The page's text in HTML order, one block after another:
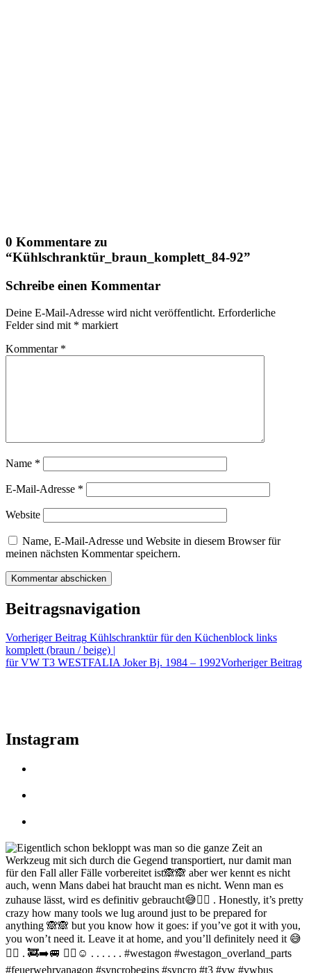
0 Kommentare zu
“Kühlschranktür_braun_komplett_84-92”
Schreibe einen Kommentar
Deine E-Mail-Adresse wird nicht veröffentlicht. Erforderliche
Felder sind mit * markiert
Kommentar *
Name *
E-Mail-Adresse *
Website
Name, E-Mail-Adresse und Website in diesem Browser für
meinen nächsten Kommentar speichern.
Beitragsnavigation
Vorheriger Beitrag Kühlschranktür für den Küchenblock links
komplett (braun / beige) |
für VW T3 WESTFALIA Joker Bj. 1984 – 1992Vorheriger Beitrag
Instagram